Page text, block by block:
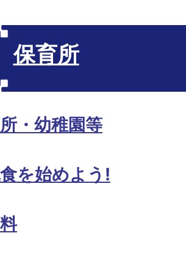
保育所
・幼稚園等
を始めよう!